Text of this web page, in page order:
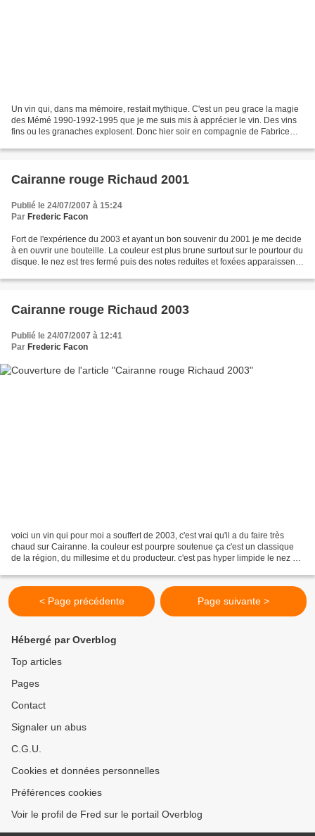
Un vin qui, dans ma mémoire, restait mythique. C'est un peu grace la magie
des Mémé 1990-1992-1995 que je me suis mis à apprécier le vin. Des vins
fins ou les granaches explosent. Donc hier soir en compagnie de Fabrice
Cairanne rouge Richaud 2001
Publié le 24/07/2007 à 15:24
Par Frederic Facon
Fort de l'expérience du 2003 et ayant un bon souvenir du 2001 je me decide
à en ouvrir une bouteille. La couleur est plus brune surtout sur le pourtour du
disque. le nez est tres fermé puis des notes reduites et foxées apparaissent
Cairanne rouge Richaud 2003
Publié le 24/07/2007 à 12:41
Par Frederic Facon
voici un vin qui pour moi a souffert de 2003, c'est vrai qu'il a du faire très
chaud sur Cairanne. la couleur est pourpre soutenue ça c'est un classique
de la région, du millesime et du producteur. c'est pas hyper limpide le nez est
< Page précédente Page suivante >
Hébergé par Overblog
Top articles
Pages
Contact
Signaler un abus
C.G.U.
Cookies et données personnelles
Préférences cookies
Voir le profil de Fred sur le portail Overblog